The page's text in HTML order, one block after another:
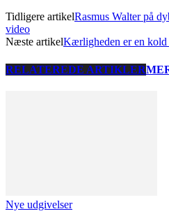
Tidligere artikelRasmus Walter på
video
Næste artikelKærligheden er en
RELATEREDE ARTIKLER
Nye udgivelser